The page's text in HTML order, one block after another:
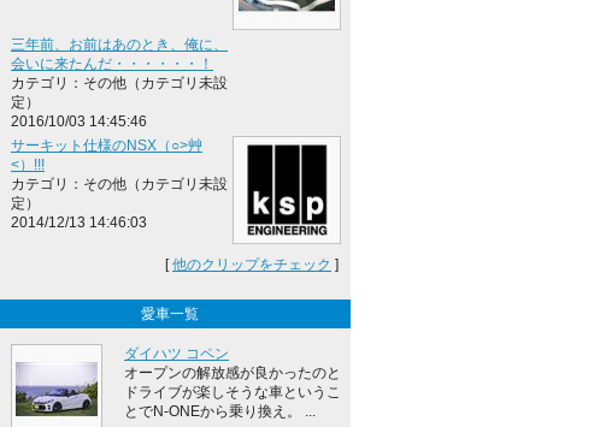
三年前、お前はあのとき、俺に、
会いに来たんだ・・・・・・！
カテゴリ：その他（カテゴリ未設
定）
2016/10/03 14:45:46
サーキット仕様のNSX（○>艸
<）!!!
カテゴリ：その他（カテゴリ未設
定）
2014/12/13 14:46:03
[他のクリップをチェック ]
愛車一覧
ダイハツ コペン
オープンの解放感が良かったのと
ドライブが楽しそうな車というこ
とでN-ONEから乗り換え。 ...